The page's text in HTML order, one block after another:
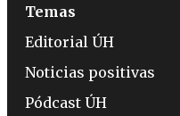
Temas
Editorial ÚH
Noticias positivas
Pódcast ÚH